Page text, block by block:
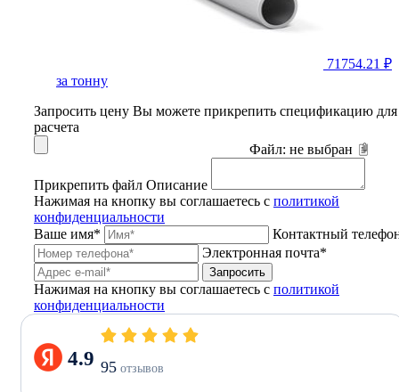
71754.21 ₽
за тонну
Запросить цену Вы можете прикрепить спецификацию для
расчета
Файл: не выбран
Прикрепить файл Описание
Нажимая на кнопку вы соглашаетесь с политикой
конфиденциальности
Ваше имя*
Контактный
Электронная почта*
Запросить
Нажимая на кнопку вы соглашаетесь с политикой
конфиденциальности
4.9 95 отзывов